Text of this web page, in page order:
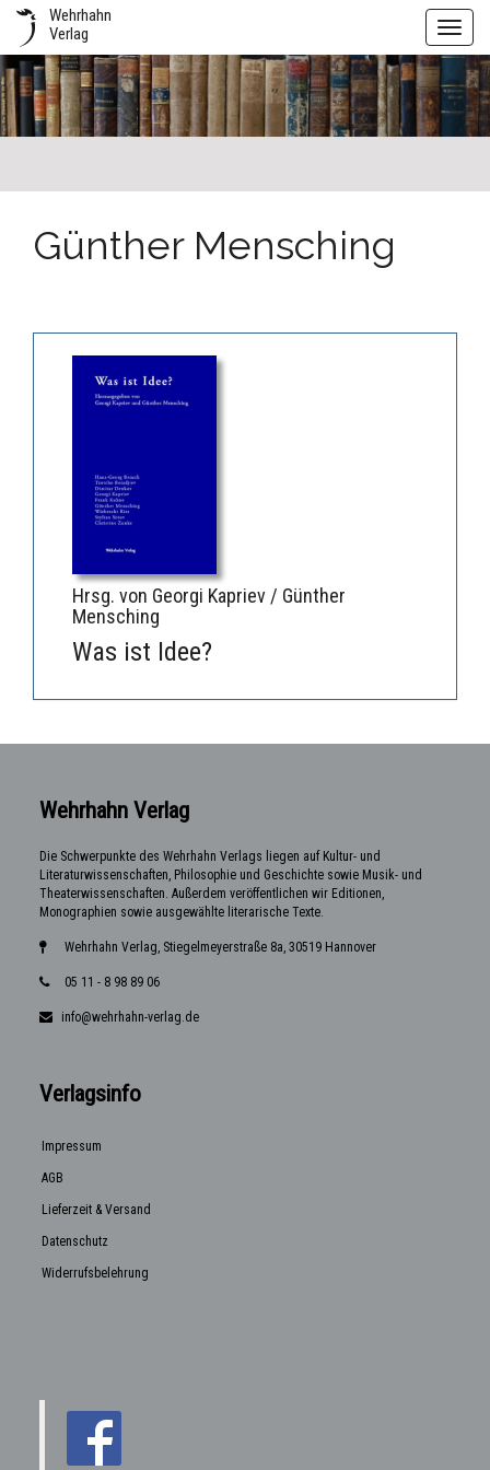
Wehrhahn
Verlag
Günther Mensching
Hrsg. von Georgi Kapriev / Günther
Mensching
Was ist Idee?
Wehrhahn Verlag
Die Schwerpunkte des Wehrhahn Verlags liegen auf Kultur- und
Literaturwissenschaften, Philosophie und Geschichte sowie Musik- und
Theaterwissenschaften. Außerdem veröffentlichen wir Editionen,
Monographien sowie ausgewählte literarische Texte.
Wehrhahn Verlag, Stiegelmeyerstraße 8a, 30519 Hannover
05 11 - 8 98 89 06
info@wehrhahn-verlag.de
Verlagsinfo
Impressum
AGB
Lieferzeit & Versand
Datenschutz
Widerrufsbelehrung